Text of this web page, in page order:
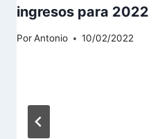
ingresos para 2022
PorAntonio 10/02/2022